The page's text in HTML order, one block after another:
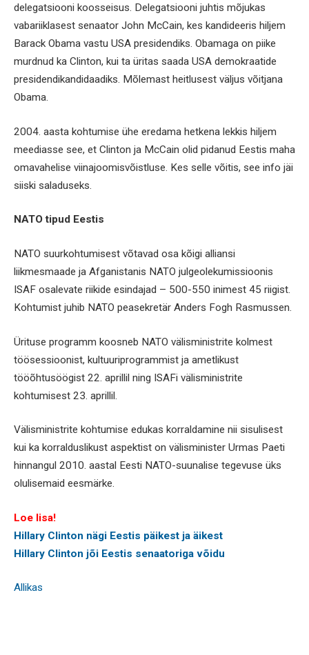
delegatsiooni koosseisus. Delegatsiooni juhtis mõjukas
vabariiklasest senaator John McCain, kes kandideeris hiljem
Barack Obama vastu USA presidendiks. Obamaga on piike
murdnud ka Clinton, kui ta üritas saada USA demokraatide
presidendikandidaadiks. Mõlemast heitlusest väljus võitjana
Obama.
2004. aasta kohtumise ühe eredama hetkena lekkis hiljem
meediasse see, et Clinton ja McCain olid pidanud Eestis maha
omavahelise viinajoomisvõistluse. Kes selle võitis, see info jäi
siiski saladuseks.
NATO tipud Eestis
NATO suurkohtumisest võtavad osa kõigi alliansi
liikmesmaade ja Afganistanis NATO julgeolekumissioonis
ISAF osalevate riikide esindajad – 500-550 inimest 45 riigist.
Kohtumist juhib NATO peasekretär Anders Fogh Rasmussen.
Ürituse programm koosneb NATO välisministrite kolmest
töösessioonist, kultuuriprogrammist ja ametlikust
tööõhtusöögist 22. aprillil ning ISAFi välisministrite
kohtumisest 23. aprillil.
Välisministrite kohtumise edukas korraldamine nii sisulisest
kui ka korralduslikust aspektist on välisminister Urmas Paeti
hinnangul 2010. aastal Eesti NATO-suunalise tegevuse üks
olulisemaid eesmärke.
Loe lisa!
Hillary Clinton nägi Eestis päikest ja äikest
Hillary Clinton jõi Eestis senaatoriga võidu
Allikas